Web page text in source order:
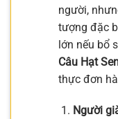
người,
tượng đặc
lớn nếu bổ
Câu Hạt
thực đơn
Người